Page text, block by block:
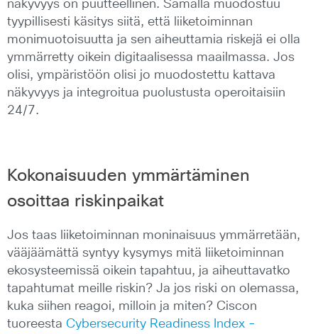
näkyvyys on puutteellinen. Samalla muodostuu
tyypillisesti käsitys siitä, että liiketoiminnan
monimuotoisuutta ja sen aiheuttamia riskejä ei olla
ymmärretty oikein digitaalisessa maailmassa. Jos
olisi, ympäristöön olisi jo muodostettu kattava
näkyvyys ja integroitua puolustusta operoitaisiin
24/7.
Kokonaisuuden ymmärtäminen
osoittaa riskinpaikat
Jos taas liiketoiminnan moninaisuus ymmärretään,
vääjäämättä syntyy kysymys mitä liiketoiminnan
ekosysteemissä oikein tapahtuu, ja aiheuttavatko
tapahtumat meille riskin? Ja jos riski on olemassa,
kuka siihen reagoi, milloin ja miten? Ciscon
tuoreesta Cybersecurity Readiness Index -